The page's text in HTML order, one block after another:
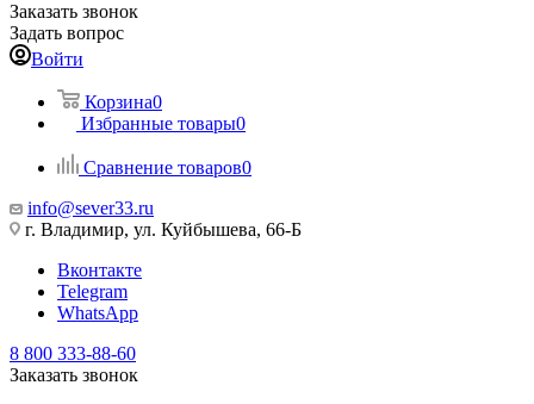
Заказать звонок
Задать вопрос
Войти
Корзина0
Избранные товары0
Сравнение товаров0
info@sever33.ru
г. Владимир, ул. Куйбышева, 66-Б
Вконтакте
Telegram
WhatsApp
8 800 333-88-60
Заказать звонок